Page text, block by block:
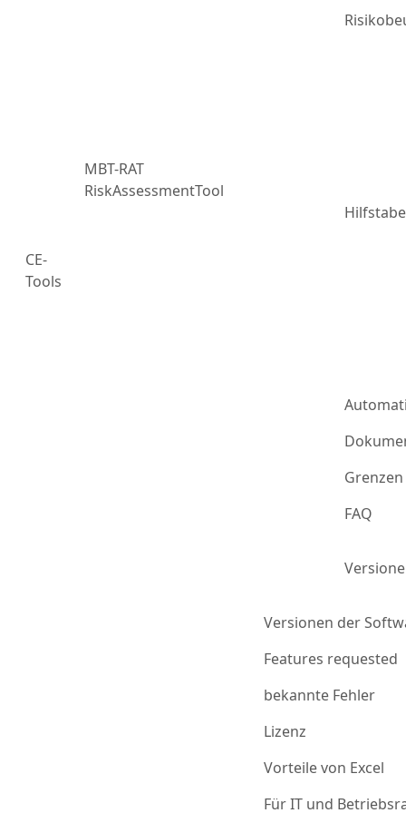
CE-
Tools
MBT-RAT
RiskAssessmentTool
FAQ
Versionen der
Features requested
bekannte Fehler
Lizenz
Vorteile von Excel
Für IT und